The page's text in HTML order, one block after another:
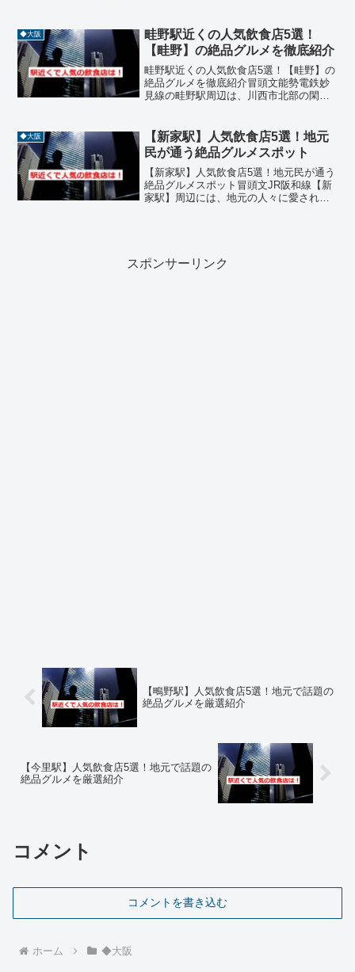
在しています。駅から徒歩圏内には、フ
レンチ、ラーメン、居酒...
◆大阪
畦野駅近くの人気飲食店5選！
【畦野】の絶品グルメを徹底紹介
畦野駅近くの人気飲食店5選！【畦野】の
絶品グルメを徹底紹介冒頭文能勢電鉄妙
見線の畦野駅周辺は、川西市北部の閑静
います。駅周辺には、地元住民に長年親
しまれている地域密着型...
◆大阪
【新家駅】人気飲食店5選！地元
民が通う絶品グルメスポット
【新家駅】人気飲食店5選！地元民が通う
絶品グルメスポット冒頭文JR阪和線【新
家駅】周辺には、地元の人々に愛される
スポンサーリンク
【鴫野駅】人気飲食店5選！地元で話題の
絶品グルメを厳選紹介
【今里駅】人気飲食店5選！地元で話題の
絶品グルメを厳選紹介
コメント
コメントを書き込む
ホーム ◆大阪